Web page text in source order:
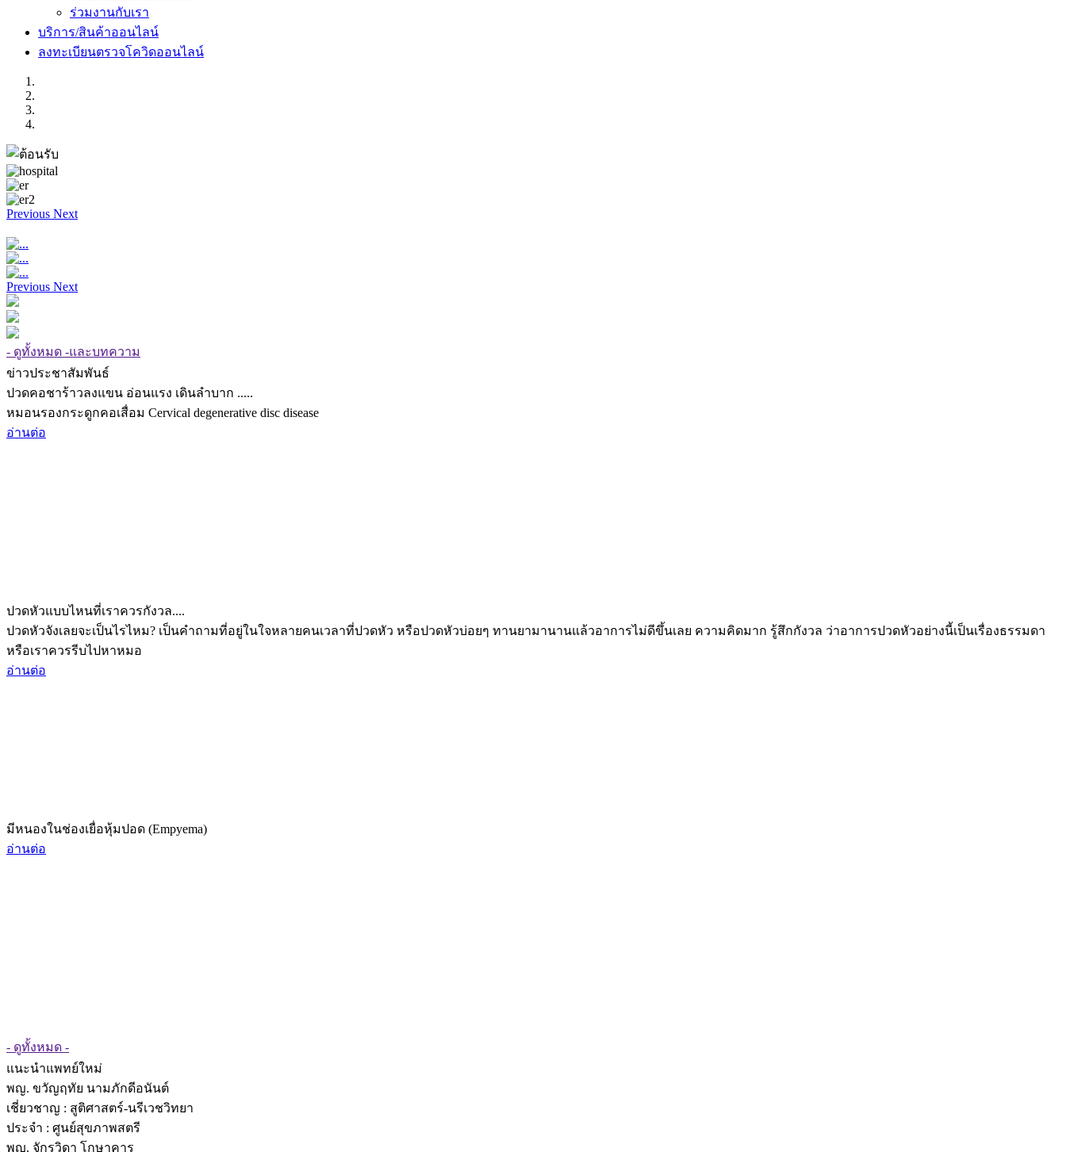
ร่วมงานกับเรา
บริการ/สินค้าออนไลน์
ลงทะเบียนตรวจโควิดออนไลน์
Previous Next
Previous Next
- ดูทั้งหมด -และบทความ
ข่าวประชาสัมพันธ์
ปวดคอชาร้าวลงแขน อ่อนแรง เดินลำบาก .....
หมอนรองกระดูกคอเสื่อม Cervical degenerative disc disease
อ่านต่อ
ปวดหัวแบบไหนที่เราควรกังวล....
ปวดหัวจังเลยจะเป็นไรไหม? เป็นคำถามที่อยู่ในใจหลายคนเวลาที่ปวดหัว หรือปวดหัวบ่อยๆ ทานยามานานแล้วอาการไม่ดีขึ้นเลย ความคิดมาก รู้สึกกังวล ว่าอาการปวดหัวอย่างนี้เป็นเรื่องธรรมดา
หรือเราควรรีบไปหาหมอ
อ่านต่อ
มีหนองในช่องเยื่อหุ้มปอด (Empyema)
อ่านต่อ
- ดูทั้งหมด -
แนะนำแพทย์ใหม่
พญ. ขวัญฤทัย นามภักดีอนันต์
เชี่ยวชาญ : สูติศาสตร์-นรีเวชวิทยา
ประจำ : ศูนย์สุขภาพสตรี
พญ. จักรวิดา โกษาคาร